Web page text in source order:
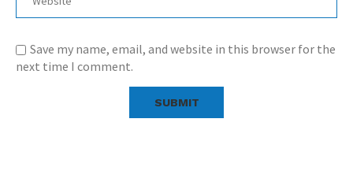
Save my name, email, and website in this browser for the
next time I comment.